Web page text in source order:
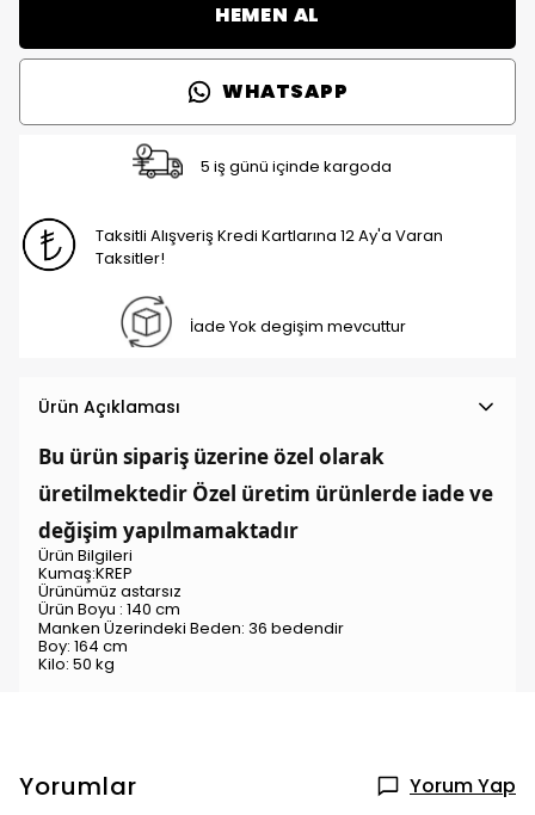
HEMEN AL
WHATSAPP
5 iş günü içinde kargoda
Taksitli Alışveriş Kredi Kartlarına 12 Ay'a Varan
Taksitler!
İade Yok degişim mevcuttur
Ürün Açıklaması
Bu ürün sipariş üzerine özel olarak
üretilmektedir Özel üretim ürünlerde iade ve
değişim yapılmamaktadır
Ürün Bilgileri
Kumaş:KREP
Ürünümüz astarsız
Ürün Boyu : 140 cm
Manken Üzerindeki Beden: 36 bedendir
Boy: 164 cm
Kilo: 50 kg
Yorumlar Yorum Yap